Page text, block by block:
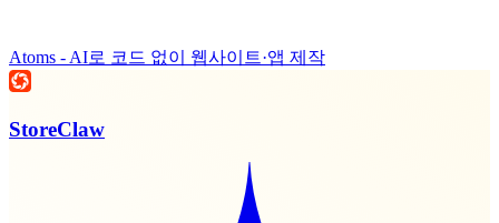
Atoms - AI로 코드 없이 웹사이트·앱 제작
StoreClaw